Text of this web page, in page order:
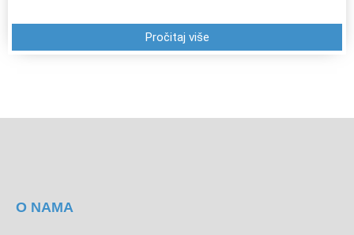
Pročitaj više
O NAMA